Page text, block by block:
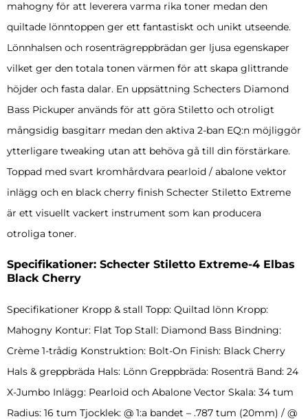
mahogny för att leverera varma rika toner medan den
quiltade lönntoppen ger ett fantastiskt och unikt utseende.
Lönnhalsen och rosenträgreppbrädan ger ljusa egenskaper
vilket ger den totala tonen värmen för att skapa glittrande
höjder och fasta dalar. En uppsättning Schecters Diamond
Bass Pickuper används för att göra Stiletto och otroligt
mångsidig basgitarr medan den aktiva 2-ban EQ:n möjliggör
ytterligare tweaking utan att behöva gå till din förstärkare.
Toppad med svart kromhårdvara pearloid / abalone vektor
inlägg och en black cherry finish Schecter Stiletto Extreme
är ett visuellt vackert instrument som kan producera
otroliga toner.
Specifikationer: Schecter Stiletto Extreme-4 Elbas
Black Cherry
Specifikationer Kropp & stall Topp: Quiltad lönn Kropp:
Mahogny Kontur: Flat Top Stall: Diamond Bass Bindning:
Crème 1-trådig Konstruktion: Bolt-On Finish: Black Cherry
Hals & greppbräda Hals: Lönn Greppbräda: Rosenträ Band: 24
X-Jumbo Inlägg: Pearloid och Abalone Vector Skala: 34 tum
Radius: 16 tum Tjocklek: @ 1:a bandet – .787 tum (20mm) / @